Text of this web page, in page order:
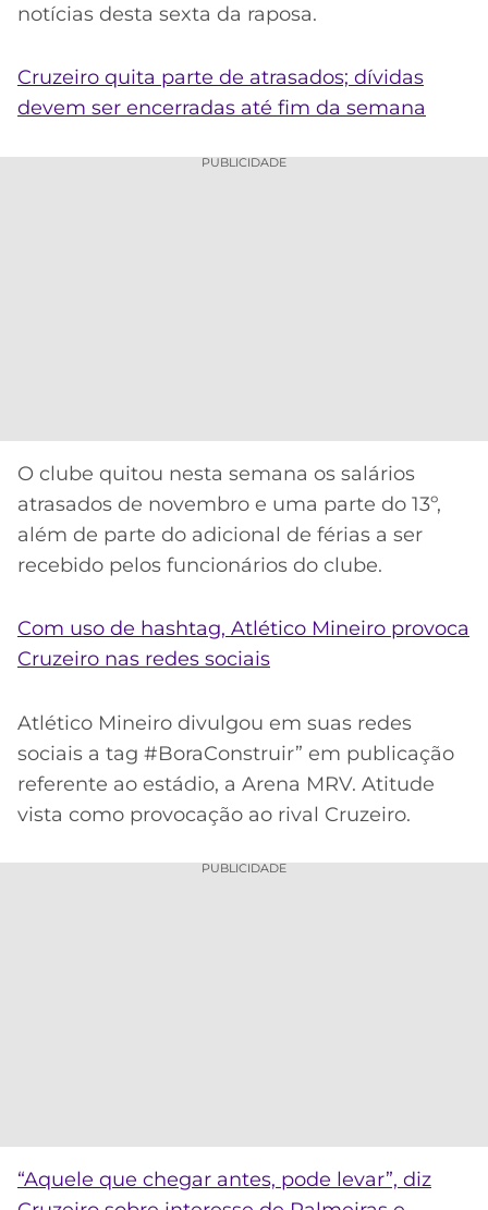
notícias desta sexta da raposa.
Cruzeiro quita parte de atrasados; dívidas
devem ser encerradas até fim da semana
PUBLICIDADE
O clube quitou nesta semana os salários
atrasados de novembro e uma parte do 13º,
além de parte do adicional de férias a ser
recebido pelos funcionários do clube.
Com uso de hashtag, Atlético Mineiro provoca
Cruzeiro nas redes sociais
Atlético Mineiro divulgou em suas redes
sociais a tag #BoraConstruir” em publicação
referente ao estádio, a Arena MRV. Atitude
vista como provocação ao rival Cruzeiro.
PUBLICIDADE
“Aquele que chegar antes, pode levar”, diz